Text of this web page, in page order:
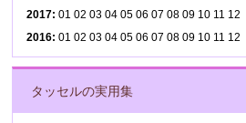
2017:01 02 03 04 05 06 07 08 09 10 11 12
2016:01 02 03 04 05 06 07 08 09 10 11 12
タッセルの実用集